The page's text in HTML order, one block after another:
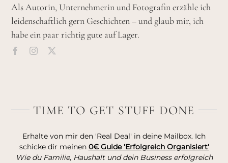
Als Autorin, Unternehmerin und Fotografin erzähle ich
leidenschaftlich gern Geschichten – und glaub mir, ich
habe ein paar richtig gute auf Lager.
TIME TO GET STUFF DONE
Erhalte von mir den 'Real Deal' in deine Mailbox. Ich
schicke dir meinen 0€ Guide 'Erfolgreich Organisiert'
Wie du Familie, Haushalt und dein Business erfolgreich